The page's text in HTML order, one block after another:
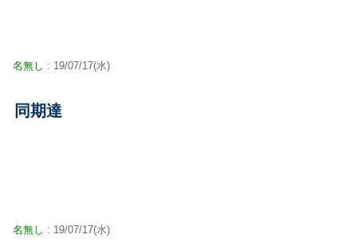
名無し : 19/07/17(水)
同期達
名無し : 19/07/17(水)